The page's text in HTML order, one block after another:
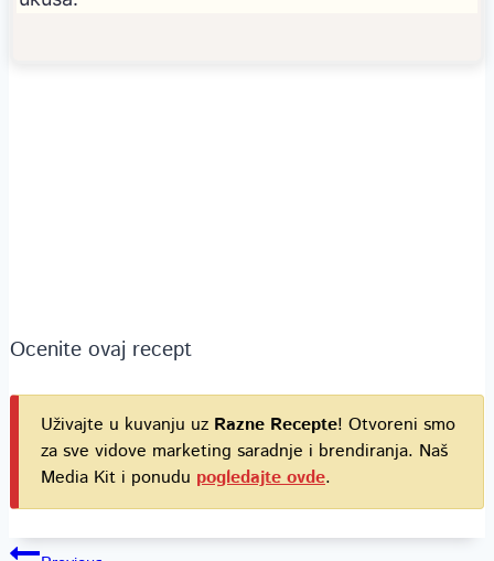
Ocenite ovaj recept
Uživajte u kuvanju uz Razne Recepte! Otvoreni smo
za sve vidove marketing saradnje i brendiranja. Naš
Media Kit i ponudu pogledajte ovde.